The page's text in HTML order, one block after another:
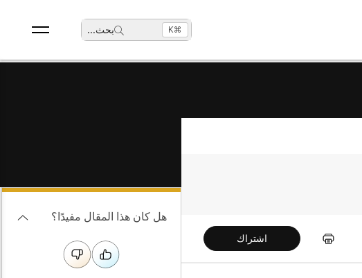
بحث... ⌘K
اشتراك
هل كان هذا المقال مفيدًا؟